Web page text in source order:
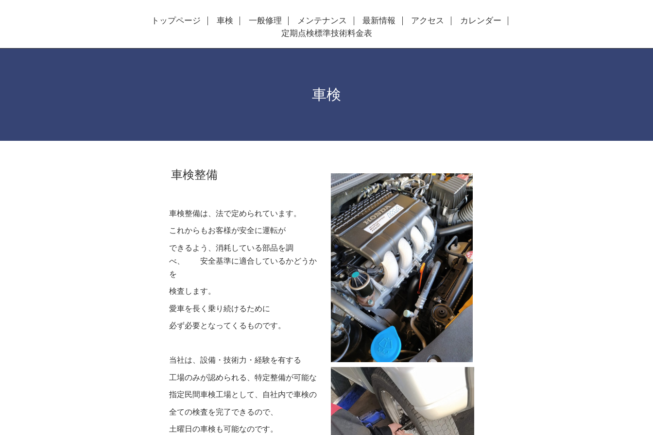
トップページ 車検 一般修理 メンテナンス 最新情報 アクセス
カレンダー
定期点検標準技術料金表
車検
車検整備
車検整備は、法で定められています。
これからもお客様が安全に運転が
できるよう、 消耗している部品を調
べ、 安全基準に適合しているかどうか
を
検査します。
愛車を長く乗り続けるために
必ず必要と なって くるものです。
当社は、設備・技術力・経験を有する
工場のみが認められる、 特定整備が可能な
指定民間車検工場と して、 自社内で車検の
全ての検査を完了できるので、
土曜日の車検も可能なのです。